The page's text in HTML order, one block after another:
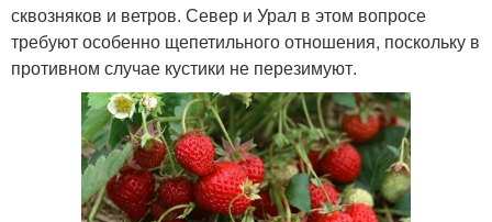
сквозняков и ветров. Север и Урал в этом вопросе
требуют особенно щепетильного отношения, поскольку в
противном случае кустики не перезимуют.